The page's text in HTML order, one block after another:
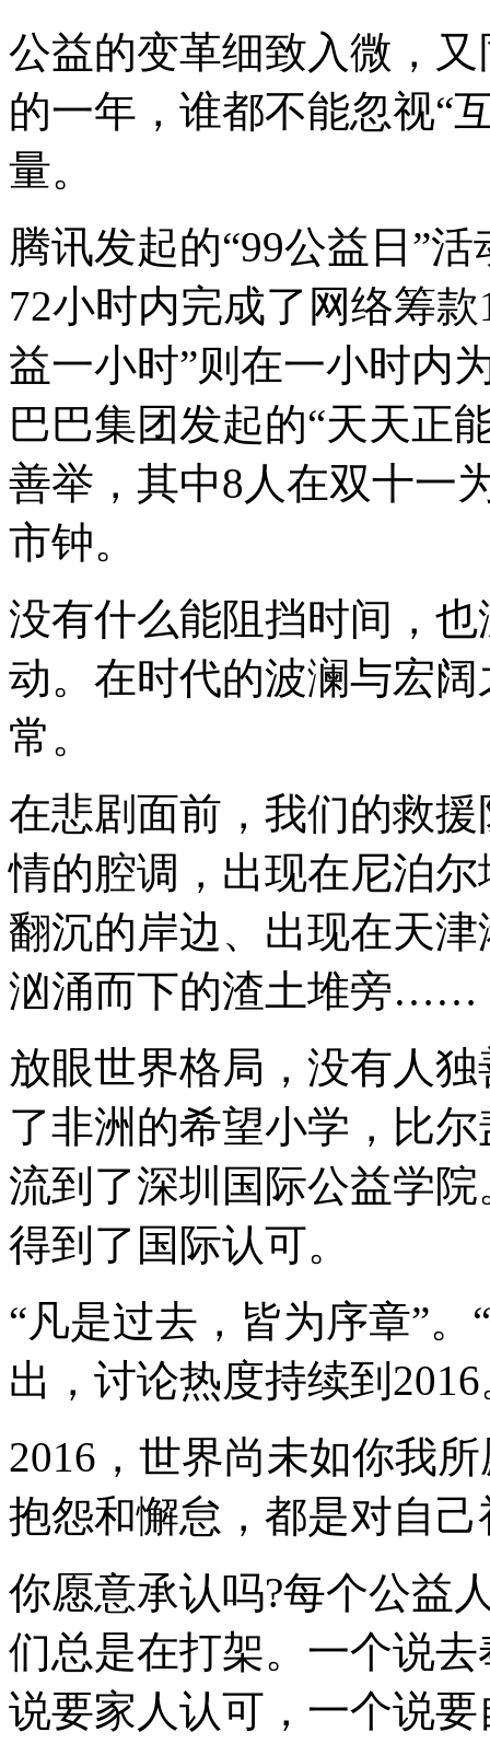
公益的变革细致入微，
的一年，谁都不能忽视“
量。
腾讯发起的“99公益日”
72小时内完成了网络筹
益一小时”则在一小时内
巴巴集团发起的“天天正
善举，其中8人在双十一
市钟。
没有什么能阻挡时间，
动。在时代的波澜与宏
常。
在悲剧面前，我们的救
情的腔调，出现在尼泊
翻沉的岸边、出现在天
汹涌而下的渣土堆旁……
放眼世界格局，没有人
了非洲的希望小学，比
流到了深圳国际公益学
得到了国际认可。
“凡是过去，皆为序章”
出，讨论热度持续到
2016，世界尚未如你我
抱怨和懈怠，都是对自
你愿意承认吗?每个公益
们总是在打架。一个说
说要家人认可，一个说